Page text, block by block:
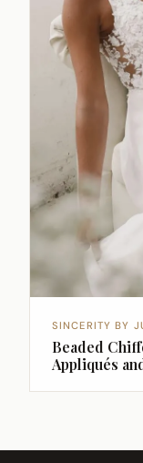
SINCERITY BY
Beaded
Appliqués